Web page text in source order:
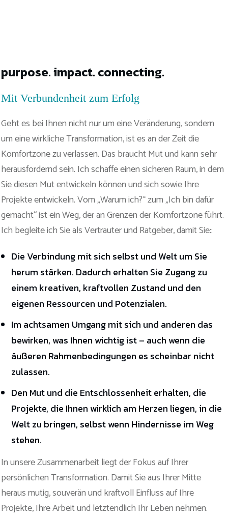
purpose. impact. connecting.
Mit Verbundenheit zum Erfolg
Geht es bei Ihnen nicht nur um eine Veränderung, sondern
um eine wirkliche Transformation, ist es an der Zeit die
Komfortzone zu verlassen. Das braucht Mut und kann sehr
herausfordernd sein. Ich schaffe einen sicheren Raum, in dem
Sie diesen Mut entwickeln können und sich sowie Ihre
Projekte entwickeln. Vom „Warum ich?“ zum „Ich bin dafür
gemacht“ ist ein Weg, der an Grenzen der Komfortzone führt.
Ich begleite ich Sie als Vertrauter und Ratgeber, damit Sie::
Die Verbindung mit sich selbst und Welt um Sie
herum stärken. Dadurch erhalten Sie Zugang zu
einem kreativen, kraftvollen Zustand und den
eigenen Ressourcen und Potenzialen.
Im achtsamen Umgang mit sich und anderen das
bewirken, was Ihnen wichtig ist – auch wenn die
äußeren Rahmenbedingungen es scheinbar nicht
zulassen.
Den Mut und die Entschlossenheit erhalten, die
Projekte, die Ihnen wirklich am Herzen liegen, in die
Welt zu bringen, selbst wenn Hindernisse im Weg
stehen.
In unsere Zusammenarbeit liegt der Fokus auf Ihrer
persönlichen Transformation. Damit Sie aus Ihrer Mitte
heraus mutig, souverän und kraftvoll Einfluss auf Ihre
Projekte, Ihre Arbeit und letztendlich Ihr Leben nehmen.